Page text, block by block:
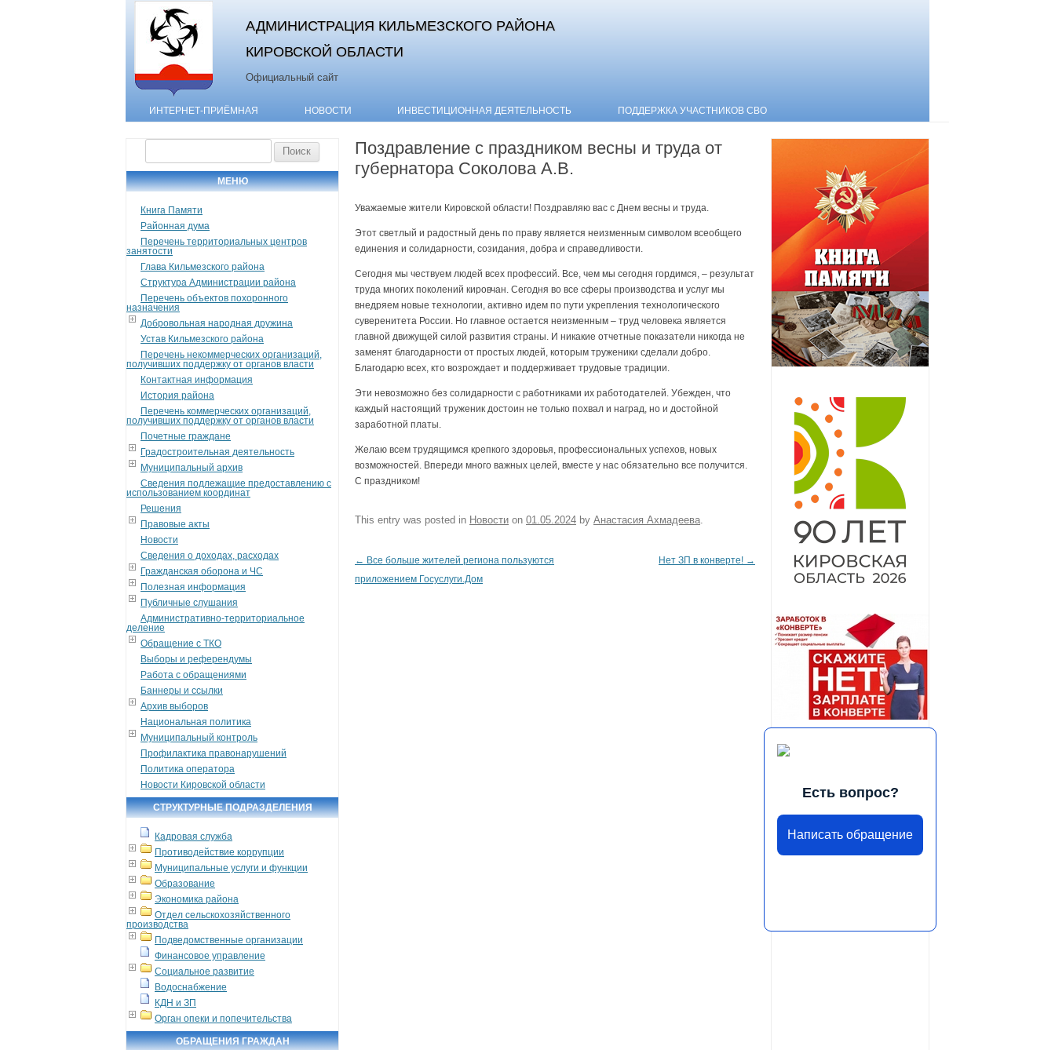
АДМИНИСТРАЦИЯ КИЛЬМЕЗСКОГО РАЙОНА
КИРОВСКОЙ ОБЛАСТИ
Официальный сайт
Skip to content
ИНТЕРНЕТ-ПРИЁМНАЯ НОВОСТИ ИНВЕСТИЦИОННАЯ ДЕЯТЕЛЬНОСТЬ ПОДДЕРЖКА УЧАСТНИКОВ СВО
МЕНЮ
Книга Памяти
Районная дума
Перечень территориальных центров
занятости
Глава Кильмезского района
Структура Администрации района
Перечень объектов похоронного
назначения
Добровольная народная дружина
Устав Кильмезского района
Перечень некоммерческих организаций,
получивших поддержку от органов власти
Контактная информация
История района
Перечень коммерческих организаций,
получивших поддержку от органов власти
Почетные граждане
Градостроительная деятельность
Муниципальный архив
Сведения подлежащие предоставлению с
использованием координат
Решения
Правовые акты
Новости
Сведения о доходах, расходах
Гражданская оборона и ЧС
Полезная информация
Публичные слушания
Административно-территориальное
деление
Обращение с ТКО
Выборы и референдумы
Работа с обращениями
Баннеры и ссылки
Архив выборов
Национальная политика
Муниципальный контроль
Профилактика правонарушений
Политика оператора
Новости Кировской области
СТРУКТУРНЫЕ ПОДРАЗДЕЛЕНИЯ
Кадровая служба
Противодействие коррупции
Муниципальные услуги и функции
Образование
Экономика района
Отдел сельскохозяйственного
производства
Подведомственные организации
Финансовое управление
Социальное развитие
Водоснабжение
КДН и ЗП
Орган опеки и попечительства
ОБРАЩЕНИЯ ГРАЖДАН
Поздравление с праздником весны и труда от
губернатора Соколова А.В.
Уважаемые жители Кировской области! Поздравляю вас с Днем весны и труда.
Этот светлый и радостный день по праву является неизменным символом всеобщего
единения и солидарности, созидания, добра и справедливости.
Сегодня мы чествуем людей всех профессий. Все, чем мы сегодня гордимся, – результат
труда многих поколений кировчан. Сегодня во все сферы производства и услуг мы
внедряем новые технологии, активно идем по пути укрепления технологического
суверенитета России. Но главное остается неизменным – труд человека является
главной движущей силой развития страны. И никакие отчетные показатели никогда не
заменят благодарности от простых людей, которым труженики сделали добро.
Благодарю всех, кто возрождает и поддерживает трудовые традиции.
Эти невозможно без солидарности с работниками их работодателей. Убежден, что
каждый настоящий труженик достоин не только похвал и наград, но и достойной
заработной платы.
Желаю всем трудящимся крепкого здоровья, профессиональных успехов, новых
возможностей. Впереди много важных целей, вместе у нас обязательно все получится.
С праздником!
This entry was posted in Новости on 01.05.2024 by Анастасия Ахмадеева
Post navigation
← Все больше жителей региона пользуются
приложением Госуслуги.Дом
Нет ЗП в конверте! →
Есть вопрос?
Написать обращение